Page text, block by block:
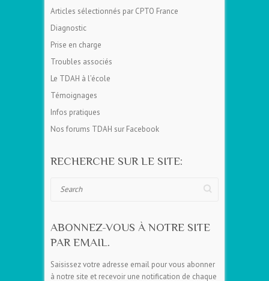
Articles sélectionnés par CPTO France
Diagnostic
Prise en charge
Troubles associés
Le TDAH à l’école
Témoignages
Infos pratiques
Nos forums TDAH sur Facebook
RECHERCHE SUR LE SITE:
ABONNEZ-VOUS À NOTRE SITE
PAR EMAIL.
Saisissez votre adresse email pour vous abonner
à notre site et recevoir une notification de chaque